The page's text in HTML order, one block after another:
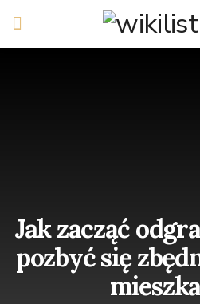
Jak zacząć
pozbyć się